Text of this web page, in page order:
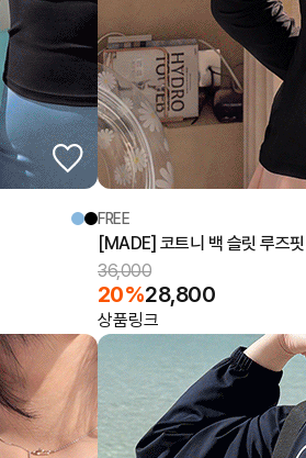
FREE
[MADE] 코트니 백 슬릿 루즈
36,000
20%28,800
상품링크